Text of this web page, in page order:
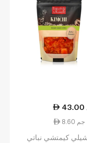
43.00
كيمتشي نباتي